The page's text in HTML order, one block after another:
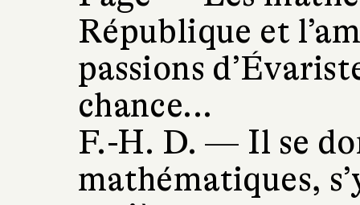
République et
passions
chance...
F.-H. D. — Il se
mathématiques,